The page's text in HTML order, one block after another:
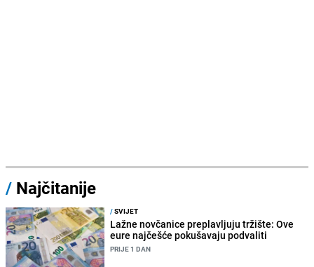
/ Najčitanije
/SVIJET
Lažne novčanice preplavljuju tržište: Ove
eure najčešće pokušavaju podvaliti
PRIJE 1 DAN